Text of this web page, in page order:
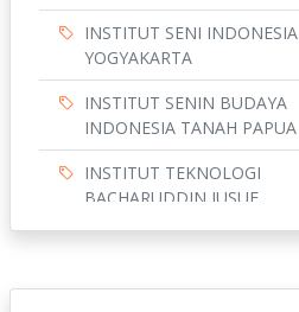
INSTITUT SENI INDONESIA
YOGYAKARTA
INSTITUT SENIN BUDAYA
INDONESIA TANAH PAPUA
INSTITUT TEKNOLOGI
BACHARUDDIN JUSUF
BANDUNG